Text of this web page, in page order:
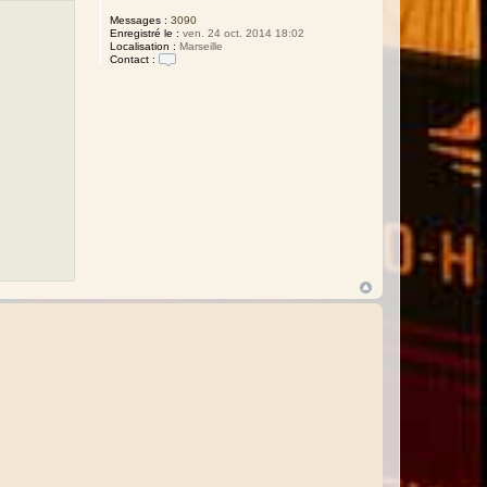
Messages : 3090
Enregistré le : ven. 24 oct. 2014 18:02
Localisation : Marseille
Contact :